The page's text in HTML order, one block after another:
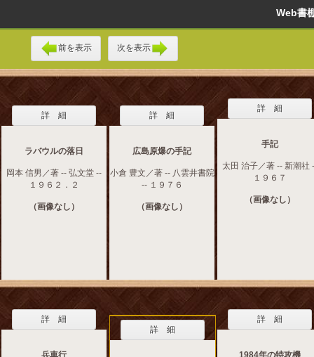
Web
前を表示 次を表示
詳 細
ラバウルの落日
岡本 信男／著 -- 弘文堂 --
１９６２．２
（画像なし）
詳 細
広島原爆の手記
小倉 豊文／著 -- 八雲井書院
-- １９７６
（画像なし）
詳 細
手記
太田 治子／著 -- 新潮社
１９６７
（画像なし）
詳 細
兵車行
詳 細
詳 細
1984年の特攻機